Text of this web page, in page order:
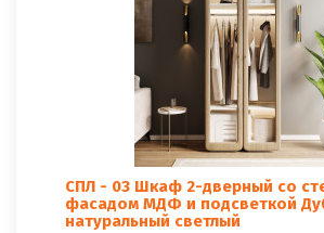
СПЛ - 03 Шкаф 2-дверный со
фасадом МДФ и подсветкой
натуральный светлый